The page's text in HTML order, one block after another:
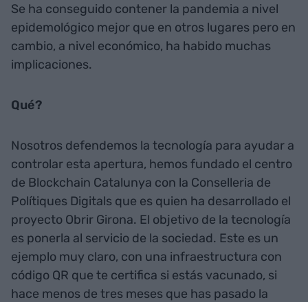
Se ha conseguido contener la pandemia a nivel
epidemológico mejor que en otros lugares pero en
cambio, a nivel económico, ha habido muchas
implicaciones.
Qué?
Nosotros defendemos la tecnología para ayudar a
controlar esta apertura, hemos fundado el centro
de Blockchain Catalunya con la Conselleria de
Polítiques Digitals que es quien ha desarrollado el
proyecto Obrir Girona. El objetivo de la tecnología
es ponerla al servicio de la sociedad. Este es un
ejemplo muy claro, con una infraestructura con
código QR que te certifica si estás vacunado, si
hace menos de tres meses que has pasado la